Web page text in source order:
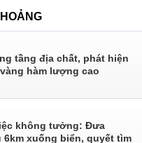
tầng địa chất, phát hiện
hàm lượng cao
không tưởng: Đưa
xuống biển, quyết tìm